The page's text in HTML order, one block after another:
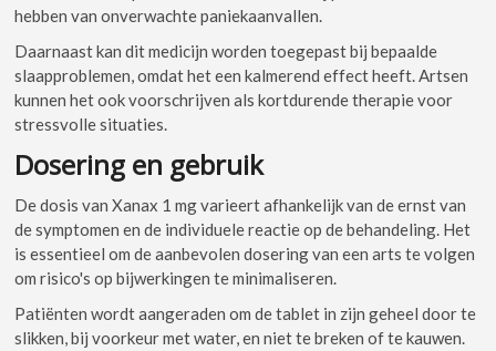
hebben van onverwachte paniekaanvallen.
Daarnaast kan dit medicijn worden toegepast bij bepaalde
slaapproblemen, omdat het een kalmerend effect heeft. Artsen
kunnen het ook voorschrijven als kortdurende therapie voor
stressvolle situaties.
Dosering en gebruik
De dosis van Xanax 1 mg varieert afhankelijk van de ernst van
de symptomen en de individuele reactie op de behandeling. Het
is essentieel om de aanbevolen dosering van een arts te volgen
om risico's op bijwerkingen te minimaliseren.
Patiënten wordt aangeraden om de tablet in zijn geheel door te
slikken, bij voorkeur met water, en niet te breken of te kauwen.